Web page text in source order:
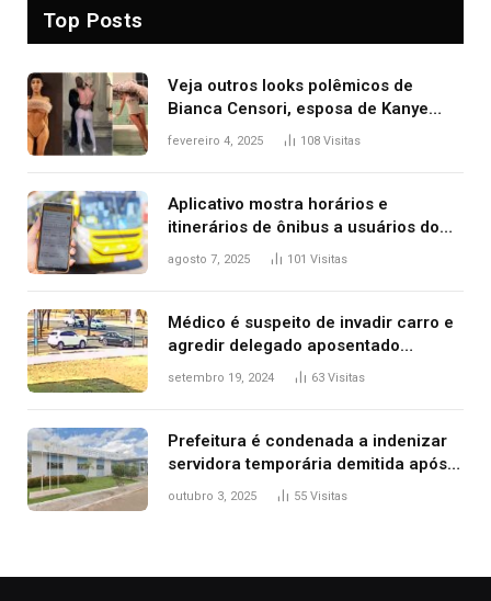
Top Posts
Veja outros looks polêmicos de
Bianca Censori, esposa de Kanye
West que apareceu nua no Grammy
fevereiro 4, 2025 108 Visitas
Aplicativo mostra horários e
itinerários de ônibus a usuários do
transporte público de Palmas; confira
agosto 7, 2025 101 Visitas
Médico é suspeito de invadir carro e
agredir delegado aposentado
durante confusão no trânsito
setembro 19, 2024 63 Visitas
Prefeitura é condenada a indenizar
servidora temporária demitida após
nascimento da filha
outubro 3, 2025 55 Visitas